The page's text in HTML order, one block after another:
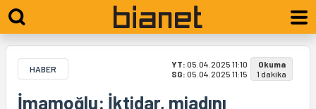
HABER YT: 05.04.2025 11:10
SG: 05.04.2025 11:15
Okuma
1 dakika
İmamoğlu: İktidar, miadını